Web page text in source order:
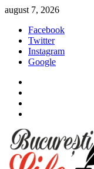
Sari
conținut
august 7, 2026
Facebook
Twitter
Instagram
Google